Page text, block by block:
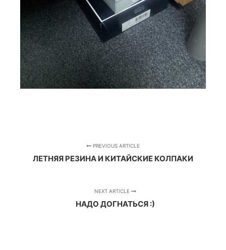
PREVIOUS ARTICLE
ЛЕТНЯЯ РЕЗИНА И КИТАЙСКИЕ КОЛПАКИ
NEXT ARTICLE
НАДО ДОГНАТЬСЯ :)